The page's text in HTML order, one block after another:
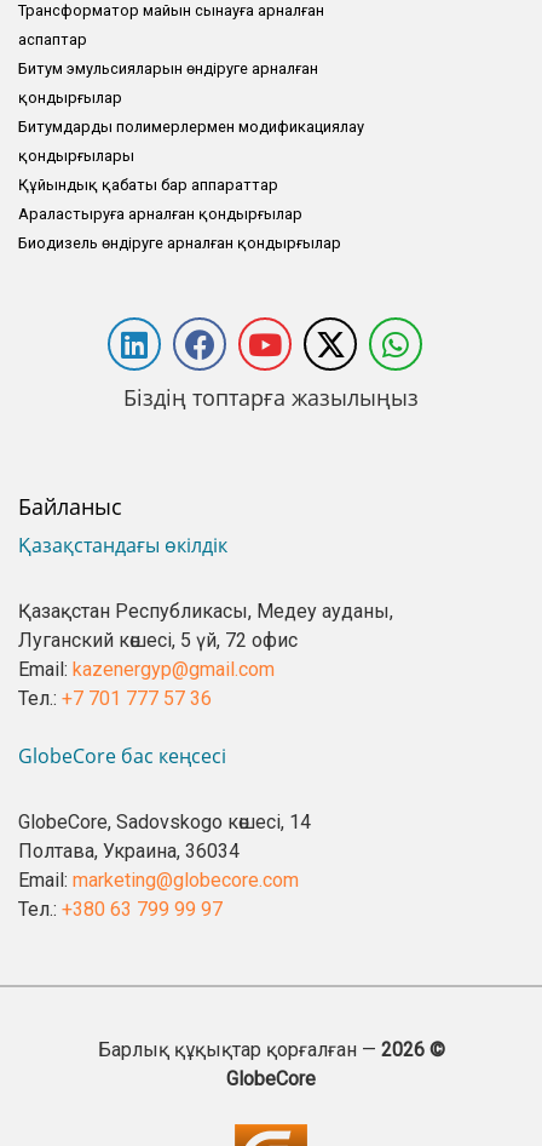
Трансформатор майын сынауға арналған
аспаптар
Битум эмульсияларын өндіруге арналған
қондырғылар
Битумдарды полимерлермен модификациялау
қондырғылары
Құйындық қабаты бар аппараттар
Араластыруға арналған қондырғылар
Биодизель өндіруге арналған қондырғылар
Біздің топтарға жазылыңыз
Байланыс
Қазақстандағы өкілдік
Қазақстан Республикасы, Медеу ауданы,
Луганский көшесі, 5 үй, 72 офис
Email: kazenergyp@gmail.com
Тел.: +7 701 777 57 36
GlobeCore бас кеңсесі
GlobeCore, Sadovskogo көшесі, 14
Полтава, Украина, 36034
Email: marketing@globecore.com
Тел.: +380 63 799 99 97
Барлық құқықтар қорғалған — 2026 ©
GlobeCore